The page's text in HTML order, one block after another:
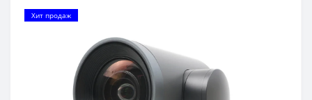
Хит продаж